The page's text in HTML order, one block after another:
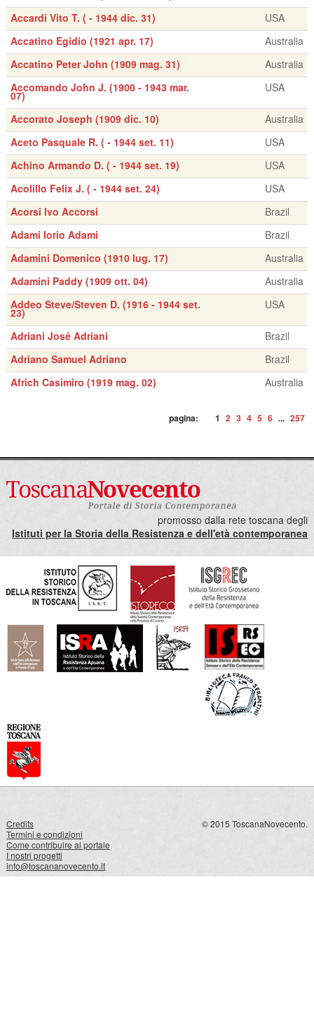
Accardi Vito T. ( - 1944 dic. 31)
USA
Accatino Egidio (1921 apr. 17)
Australia
Accatino Peter John (1909 mag. 31)
Australia
Accomando John J. (1900 - 1943 mar.
07)
USA
Accorato Joseph (1909 dic. 10)
Australia
Aceto Pasquale R. ( - 1944 set. 11)
USA
Achino Armando D. ( - 1944 set. 19)
USA
Acolillo Felix J. ( - 1944 set. 24)
USA
Acorsi Ivo Accorsi
Brazil
Adami Iorio Adami
Brazil
Adamini Domenico (1910 lug. 17)
Australia
Adamini Paddy (1909 ott. 04)
Australia
Addeo Steve/Steven D. (1916 - 1944 set.
23)
USA
Adriani José Adriani
Brazil
Adriano Samuel Adriano
Brazil
Africh Casimiro (1919 mag. 02)
Australia
pagina: 1 2 3 4 5 6 ... 257
promosso dalla rete toscana degli
Istituti per la Storia della Resistenza e dell'età contemporanea
Credits
Termini e condizioni
Come contribuire al portale
I nostri progetti
info@toscananovecento.it
© 2015 ToscanaNovecento.